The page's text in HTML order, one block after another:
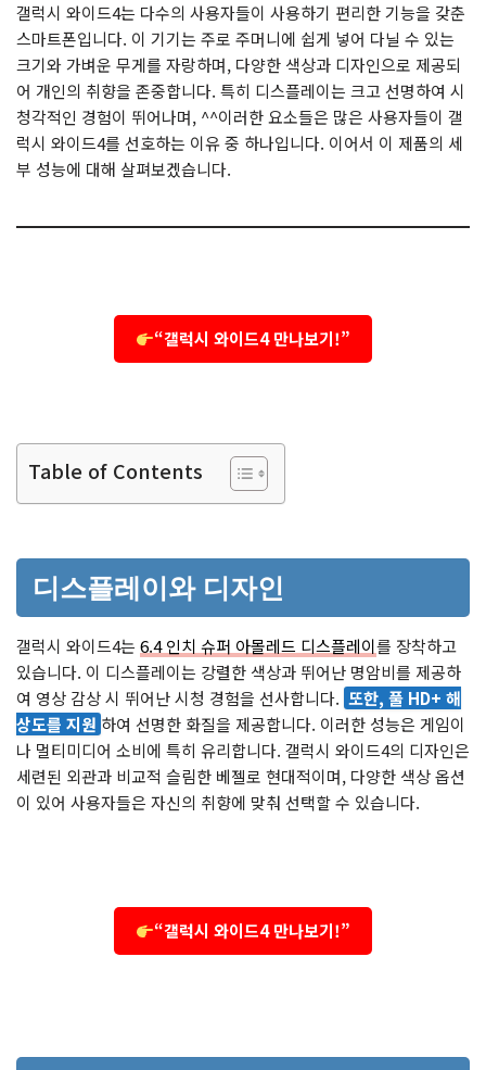
갤럭시 와이드4는 다수의 사용자들이 사용하기 편리한 기능을 갖춘
스마트폰입니다. 이 기기는 주로 주머니에 쉽게 넣어 다닐 수 있는
크기와 가벼운 무게를 자랑하며, 다양한 색상과 디자인으로 제공되
어 개인의 취향을 존중합니다. 특히 디스플레이는 크고 선명하여 시
청각적인 경험이 뛰어나며, ^^이러한 요소들은 많은 사용자들이 갤
럭시 와이드4를 선호하는 이유 중 하나입니다. 이어서 이 제품의 세
부 성능에 대해 살펴보겠습니다.
“갤럭시 와이드4 만나보기!”
Table of Contents
디스플레이와 디자인
갤럭시 와이드4는 6.4 인치 슈퍼 아몰레드 디스플레이를 장착하고
있습니다. 이 디스플레이는 강렬한 색상과 뛰어난 명암비를 제공하
여 영상 감상 시 뛰어난 시청 경험을 선사합니다. 또한, 풀 HD+ 해
상도를 지원 하여 선명한 화질을 제공합니다. 이러한 성능은 게임이
나 멀티미디어 소비에 특히 유리합니다. 갤럭시 와이드4의 디자인은
세련된 외관과 비교적 슬림한 베젤로 현대적이며, 다양한 색상 옵션
이 있어 사용자들은 자신의 취향에 맞춰 선택할 수 있습니다.
“갤럭시 와이드4 만나보기!”